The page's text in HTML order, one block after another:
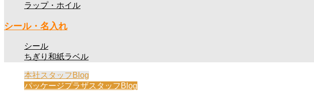
ラップ・ホイル
シール・名入れ
シール
ちぎり和紙ラベル
本社スタッフBlog
パッケージプラザスタッフBlog